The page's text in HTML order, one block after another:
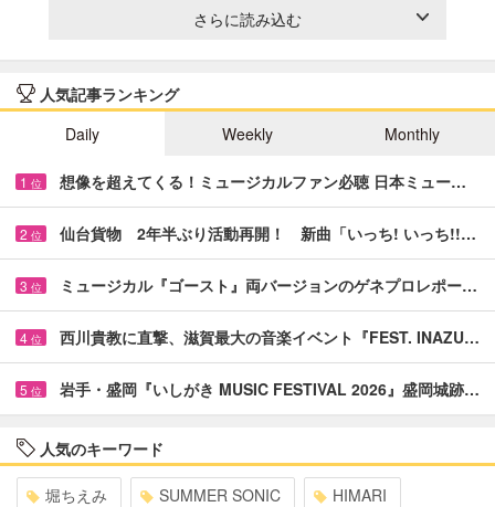
さらに読み込む
人気記事ランキング
Daily
Weekly Monthly
1 位 想像を超えてくる！ミュージカルファン必聴 日本ミュー…
2 位 仙台貨物 2年半ぶり活動再開！ 新曲「いっち! いっち!!…
3 位 ミュージカル『ゴースト』両バージョンのゲネプロレポー…
4 位 西川貴教に直撃、滋賀最大の音楽イベント『FEST. INAZU…
5 位 岩手・盛岡『いしがき MUSIC FESTIVAL 2026』盛岡城跡…
人気のキーワード
堀ちえみ SUMMER SONIC HIMARI